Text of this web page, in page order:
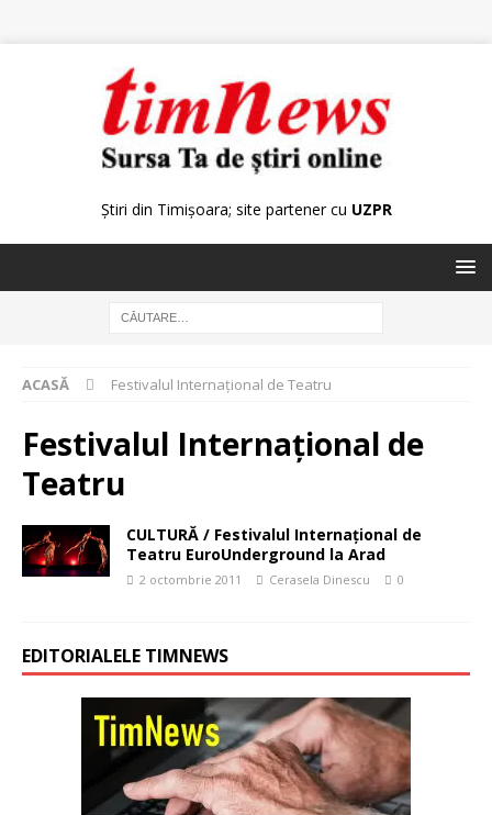
Știri din Timișoara; site partener cu UZPR
ACASĂ Festivalul Internaţional de Teatru
Festivalul Internaţional de
Teatru
CULTURĂ / Festivalul Internaţional de
Teatru EuroUnderground la Arad
2 octombrie 2011 Cerasela Dinescu 0
EDITORIALELE TIMNEWS